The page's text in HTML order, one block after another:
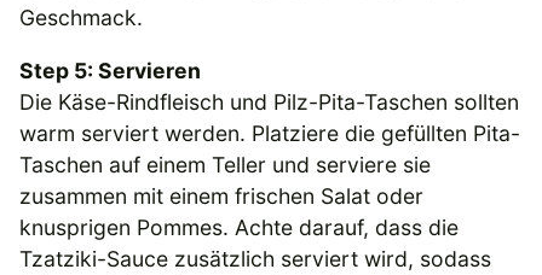
Geschmack.
Step 5: Servieren
Die Käse-Rindfleisch und Pilz-Pita-Taschen sollten
warm serviert werden. Platziere die gefüllten Pita-
Taschen auf einem Teller und serviere sie
zusammen mit einem frischen Salat oder
knusprigen Pommes. Achte darauf, dass die
Tzatziki-Sauce zusätzlich serviert wird, sodass